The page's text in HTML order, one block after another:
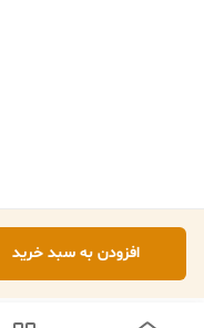
افزودن به سبد خرید